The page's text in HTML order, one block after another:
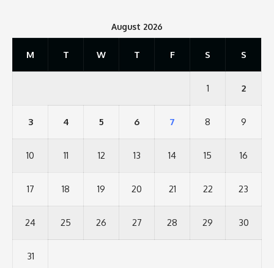
August 2026
M T W T F S S
1 2
3 4 5 6 7 8 9
10 11 12 13 14 15 16
17 18 19 20 21 22 23
24 25 26 27 28 29 30
31